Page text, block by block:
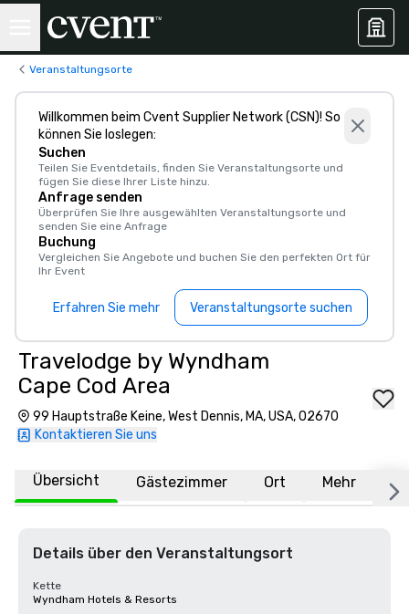
Veranstaltungsorte
Willkommen beim Cvent Supplier Network (CSN)! So
können Sie loslegen:
Suchen
Teilen Sie Eventdetails, finden Sie Veranstaltungsorte und
fügen Sie diese Ihrer Liste hinzu.
Anfrage senden
Überprüfen Sie Ihre ausgewählten Veranstaltungsorte und
senden Sie eine Anfrage
Buchung
Vergleichen Sie Angebote und buchen Sie den perfekten Ort für
Ihr Event
Erfahren Sie mehr Veranstaltungsorte suchen
Travelodge by Wyndham
Cape Cod Area
99 Hauptstraße Keine, West Dennis, MA, USA, 02670
Kontaktieren Sie uns
Übersicht Gästezimmer Ort Mehr
Details über den Veranstaltungsort
Kette
Wyndham Hotels & Resorts